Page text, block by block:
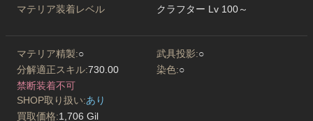
マテリア装着レベル
クラフター Lv 100～
マテリア精製:○ 武具投影:○
分解適正スキル:730.00 染色:○
禁断装着不可
SHOP取り扱い:あり
買取価格:1,706 Gil